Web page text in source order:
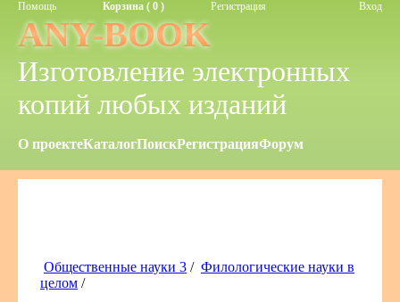
Помощь Корзина ( 0 ) Регистрация Вход
ANY-BOOK
Изготовление электронных
копий любых изданий
О проектеКаталогПоискРегистрацияФорум
Общественные науки 3 / Филологические науки в
целом /